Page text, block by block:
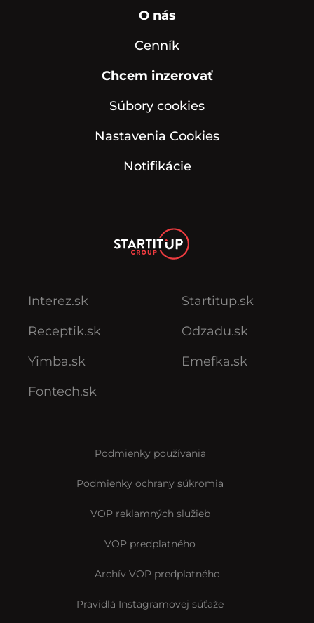
O nás
Cenník
Chcem inzerovať
Súbory cookies
Nastavenia Cookies
Notifikácie
Interez.sk
Receptik.sk
Yimba.sk
Fontech.sk
Startitup.sk
Odzadu.sk
Emefka.sk
Podmienky používania
Podmienky ochrany súkromia
VOP reklamných služieb
VOP predplatného
Archív VOP predplatného
Pravidlá Instagramovej súťaže